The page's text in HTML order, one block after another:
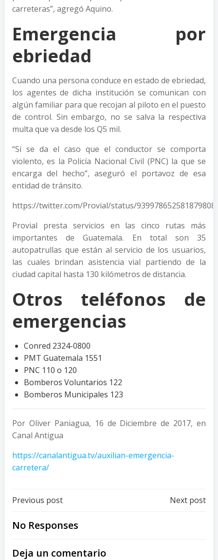
carreteras”, agregó Aquino.
Emergencia por
ebriedad
Cuando una persona conduce en estado de ebriedad,
los agentes de dicha institución se comunican con
algún familiar para que recojan al piloto en el puesto
de control. Sin embargo, no se salva la respectiva
multa que va desde los Q5 mil.
“Si se da el caso que el conductor se comporta
violento, es la Policía Nacional Civil (PNC) la que se
encarga del hecho”, aseguró el portavoz de esa
entidad de tránsito.
https://twitter.com/Provial/status/939978652581879808
Provial presta servicios en las cinco rutas más
importantes de Guatemala. En total son 35
autopatrullas que están al servicio de los usuarios,
las cuales brindan asistencia vial partiendo de la
ciudad capital hasta 130 kilómetros de distancia.
Otros teléfonos de
emergencias
Conred 2324-0800
PMT Guatemala 1551
PNC 110 o 120
Bomberos Voluntarios 122
Bomberos Municipales 123
Por Oliver Paniagua, 16 de Diciembre de 2017, en
Canal Antigua
https://canalantigua.tv/auxilian-emergencia-
carretera/
Post
navigation
Previous post Next post
No Responses
Deja un comentario